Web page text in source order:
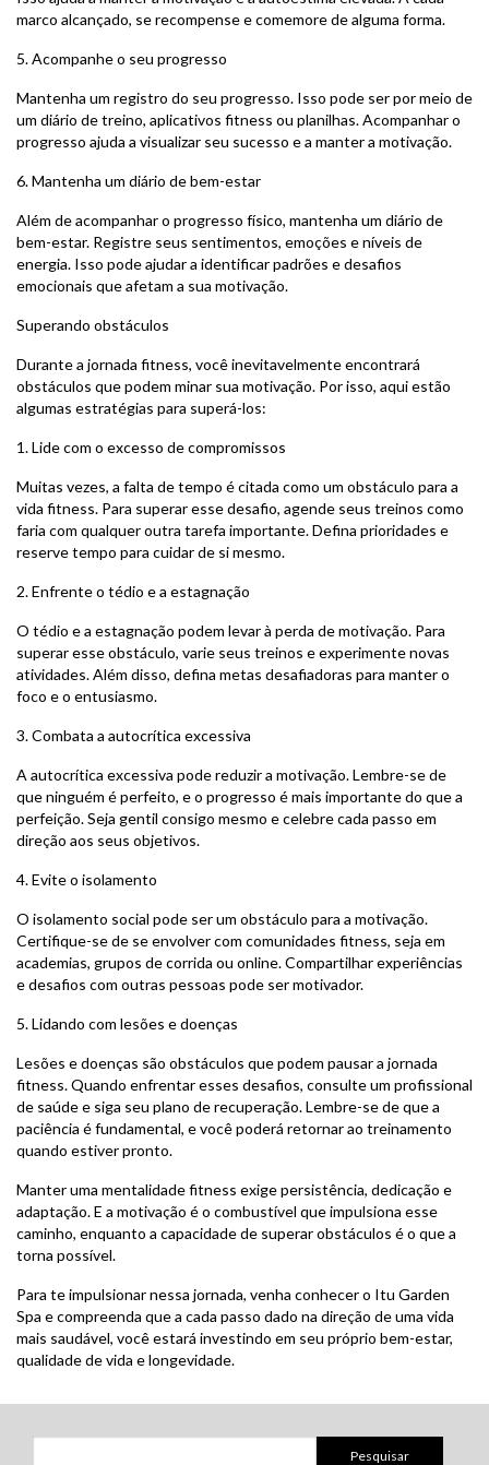
marco alcançado, se recompense e comemore de alguma forma.
5. Acompanhe o seu progresso
Mantenha um registro do seu progresso. Isso pode ser por meio de
um diário de treino, aplicativos fitness ou planilhas. Acompanhar o
progresso ajuda a visualizar seu sucesso e a manter a motivação.
6. Mantenha um diário de bem-estar
Além de acompanhar o progresso físico, mantenha um diário de
bem-estar. Registre seus sentimentos, emoções e níveis de
energia. Isso pode ajudar a identificar padrões e desafios
emocionais que afetam a sua motivação.
Superando obstáculos
Durante a jornada fitness, você inevitavelmente encontrará
obstáculos que podem minar sua motivação. Por isso, aqui estão
algumas estratégias para superá-los:
1. Lide com o excesso de compromissos
Muitas vezes, a falta de tempo é citada como um obstáculo para a
vida fitness. Para superar esse desafio, agende seus treinos como
faria com qualquer outra tarefa importante. Defina prioridades e
reserve tempo para cuidar de si mesmo.
2. Enfrente o tédio e a estagnação
O tédio e a estagnação podem levar à perda de motivação. Para
superar esse obstáculo, varie seus treinos e experimente novas
atividades. Além disso, defina metas desafiadoras para manter o
foco e o entusiasmo.
3. Combata a autocrítica excessiva
A autocrítica excessiva pode reduzir a motivação. Lembre-se de
que ninguém é perfeito, e o progresso é mais importante do que a
perfeição. Seja gentil consigo mesmo e celebre cada passo em
direção aos seus objetivos.
4. Evite o isolamento
O isolamento social pode ser um obstáculo para a motivação.
Certifique-se de se envolver com comunidades fitness, seja em
academias, grupos de corrida ou online. Compartilhar experiências
e desafios com outras pessoas pode ser motivador.
5. Lidando com lesões e doenças
Lesões e doenças são obstáculos que podem pausar a jornada
fitness. Quando enfrentar esses desafios, consulte um profissional
de saúde e siga seu plano de recuperação. Lembre-se de que a
paciência é fundamental, e você poderá retornar ao treinamento
quando estiver pronto.
Manter uma mentalidade fitness exige persistência, dedicação e
adaptação. E a motivação é o combustível que impulsiona esse
caminho, enquanto a capacidade de superar obstáculos é o que a
torna possível.
Para te impulsionar nessa jornada, venha conhecer o Itu Garden
Spa e compreenda que a cada passo dado na direção de uma vida
mais saudável, você estará investindo em seu próprio bem-estar,
qualidade de vida e longevidade.
Pesquisar